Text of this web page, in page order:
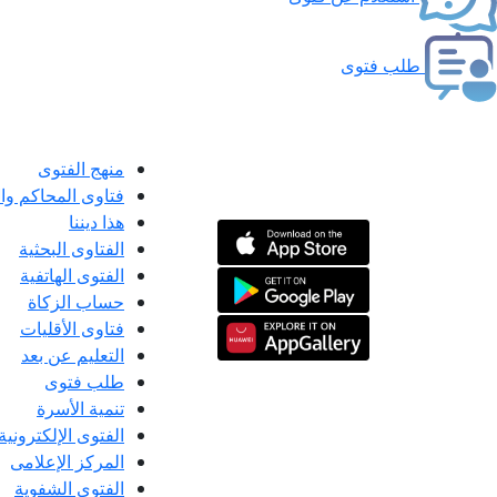
طلب فتوى
منهج الفتوى
فتاوى المحاكم
هذا ديننا
الفتاوى البحثية
الفتوى الهاتفية
حساب الزكاة
فتاوى الأقليات
التعليم عن بعد
طلب فتوى
تنمية الأسرة
الفتوى الإلكترونية
المركز الإعلامى
الفتوى الشفوية